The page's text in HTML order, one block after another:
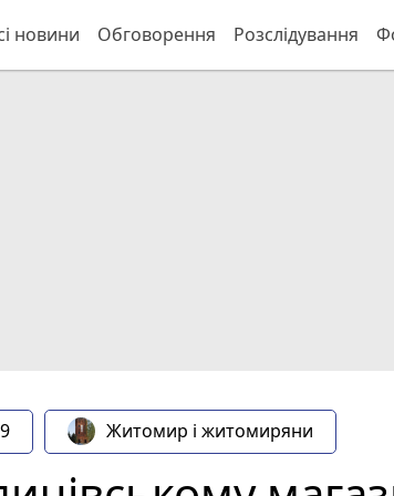
новини Обговорення Розслідування
Житомир і житомиряни